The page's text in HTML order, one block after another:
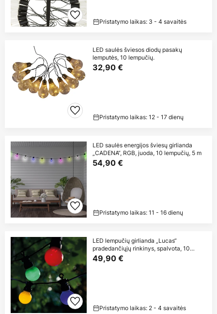
Pristatymo laikas: 3 - 4 savaitės
LED saulės šviesos diodų pasakų
lemputės, 10 lempučių.
32,90 €
Pristatymo laikas: 12 - 17 dienų
LED saulės energijos šviesų girlianda
„CADENA“, RGB, juoda, 10 lempučių, 5 m
54,90 €
Pristatymo laikas: 11 - 16 dienų
LED lempučių girlianda „Lucas“
pradedančiųjų rinkinys, spalvota, 10
lempučių,
49,90 €
Pristatymo laikas: 2 - 4 savaitės